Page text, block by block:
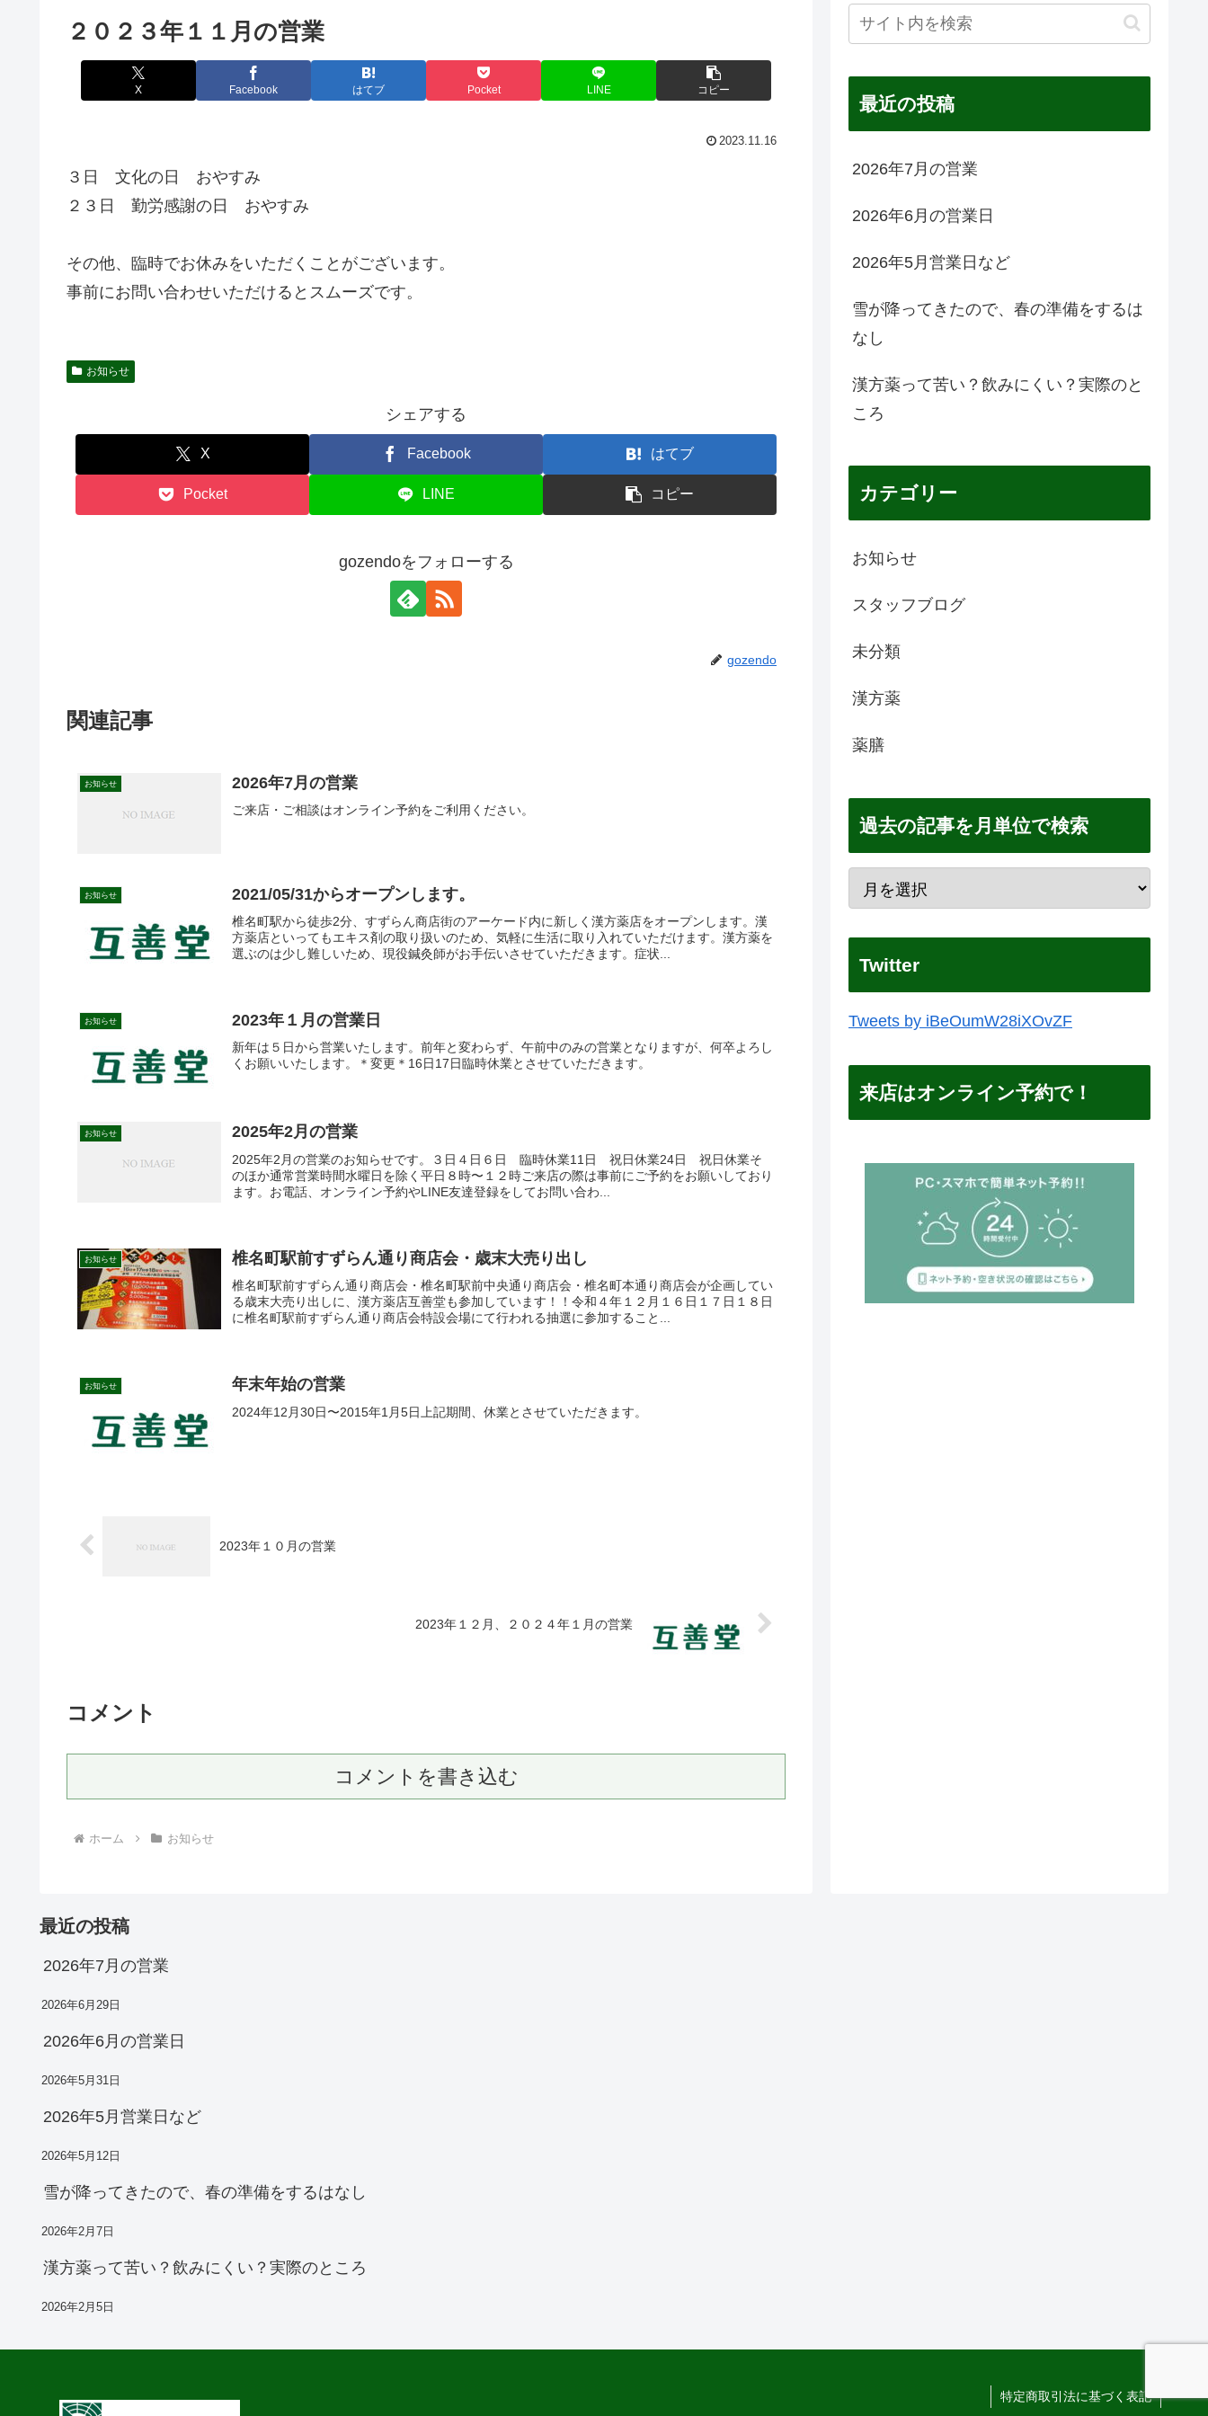
２０２３年１１月の営業
X Facebook はてブ Pocket LINE コピー
2023.11.16
３日 文化の日 おやすみ
２３日 勤労感謝の日 おやすみ
その他、臨時でお休みをいただくことがございます。
事前にお問い合わせいただけるとスムーズです。
お知らせ
シェアする
X Facebook はてブ
Pocket LINE コピー
gozendoをフォローする
gozendo
関連記事
お知らせ 2026年7月の営業
ご来店・ご相談はオンライン予約をご利用ください。
お知らせ 2021/05/31からオープンします。
椎名町駅から徒歩2分、すずらん商店街のアーケード内に新しく漢方薬店をオープンします。漢
方薬店といってもエキス剤の取り扱いのため、気軽に生活に取り入れていただけます。漢方薬を
選ぶのは少し難しいため、現役鍼灸師がお手伝いさせていただきます。症状...
お知らせ 2023年１月の営業日
新年は５日から営業いたします。前年と変わらず、午前中のみの営業となりますが、何卒よろし
くお願いいたします。＊変更＊16日17日臨時休業とさせていただきます。
お知らせ 2025年2月の営業
2025年2月の営業のお知らせです。３日４日６日 臨時休業11日 祝日休業24日 祝日休業そ
のほか通常営業時間水曜日を除く平日８時〜１２時ご来店の際は事前にご予約をお願いしており
ます。お電話、オンライン予約やLINE友達登録をしてお問い合わ...
お知らせ 椎名町駅前すずらん通り商店会・歳末大売り出し
椎名町駅前すずらん通り商店会・椎名町駅前中央通り商店会・椎名町本通り商店会が企画してい
る歳末大売り出しに、漢方薬店互善堂も参加しています！！令和４年１２月１６日１７日１８日
に椎名町駅前すずらん通り商店会特設会場にて行われる抽選に参加すること...
お知らせ 年末年始の営業
2024年12月30日〜2015年1月5日上記期間、休業とさせていただきます。
2023年１０月の営業
2023年１２月、２０２４年１月の営業
コメント
コメントを書き込む
ホーム お知らせ
最近の投稿
2026年7月の営業
2026年6月の営業日
2026年5月営業日など
雪が降ってきたので、春の準備をするは
なし
漢方薬って苦い？飲みにくい？実際のと
ころ
カテゴリー
お知らせ
スタッフブログ
未分類
漢方薬
薬膳
過去の記事を月単位で検索
Twitter
Tweets by iBeOumW28iXOvZF
来店はオンライン予約で！
最近の投稿
2026年7月の営業
2026年6月29日
2026年6月の営業日
2026年5月31日
2026年5月営業日など
2026年5月12日
雪が降ってきたので、春の準備をするはなし
2026年2月7日
漢方薬って苦い？飲みにくい？実際のところ
2026年2月5日
特定商取引法に基づく表記